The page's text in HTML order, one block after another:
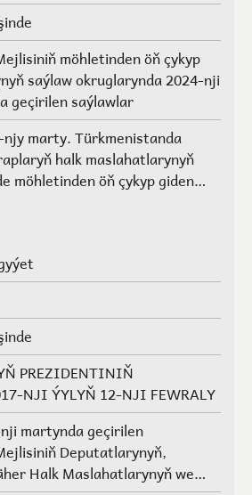
möhletinden öň çykyp
saýlaw okruglarynda 2024-nji
geçirilen saýlawlar
marty. Türkmenistanda
halk maslahatlarynyň
möhletinden öň çykyp giden
Geňeşleriň agzalarynyň ýerine
PREZIDENTINIŇ
NJI ÝYLYŇ 12-NJI FEWRALY
martynda geçirilen
Deputatlarynyň,
Halk Maslahatlarynyň we